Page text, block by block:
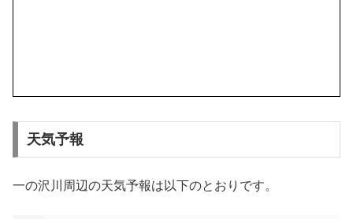
天気予報
一の沢川周辺の天気予報は以下のとおりです。